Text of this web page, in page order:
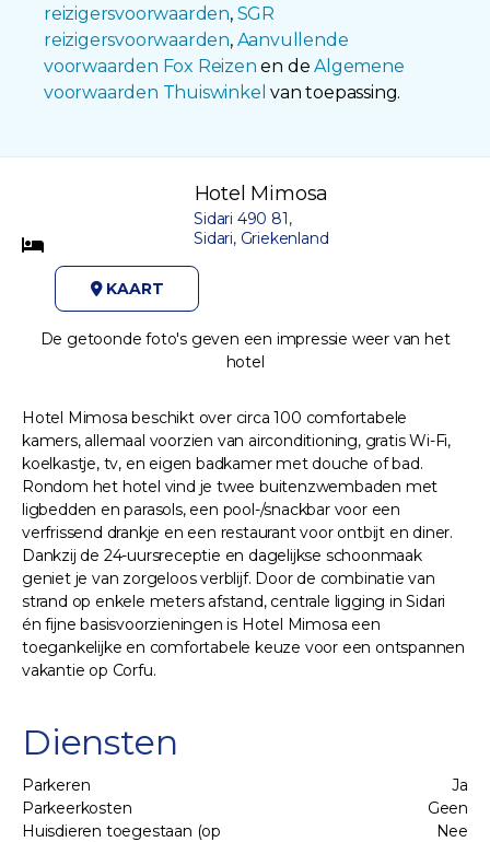
reizigersvoorwaarden, SGR
reizigersvoorwaarden, Aanvullende
voorwaarden Fox Reizen en deAlgemene
voorwaarden Thuiswinkel van toepassing.
Hotel Mimosa
Sidari 490 81,
Sidari, Griekenland
KAART
De getoonde foto's geven een impressie weer van het
hotel
Hotel Mimosa beschikt over circa 100 comfortabele
kamers, allemaal voorzien van airconditioning, gratis Wi-Fi,
koelkastje, tv, en eigen badkamer met douche of bad.
Rondom het hotel vind je twee buitenzwembaden met
ligbedden en parasols, een pool-/snackbar voor een
verfrissend drankje en een restaurant voor ontbijt en diner.
Dankzij de 24-uursreceptie en dagelijkse schoonmaak
geniet je van zorgeloos verblijf. Door de combinatie van
strand op enkele meters afstand, centrale ligging in Sidari
én fijne basisvoorzieningen is Hotel Mimosa een
toegankelijke en comfortabele keuze voor een ontspannen
vakantie op Corfu.
Diensten
Parkeren
Ja
Parkeerkosten
Geen
Huisdieren toegestaan (op
Nee